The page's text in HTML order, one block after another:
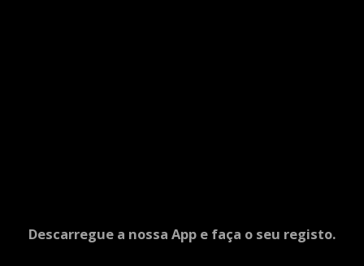
Descarregue a nossa App e faça o seu registo.